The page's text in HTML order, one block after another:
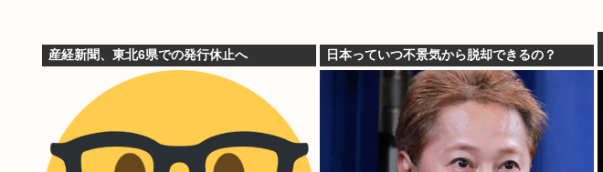
産経新聞、東北6県での発行休止へ 日本っていつ不景気から脱却できるの？